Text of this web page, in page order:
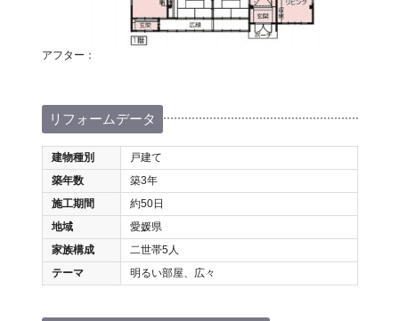
アフター：
リフォームデータ
建物種別
戸建て
築年数
築3年
施工期間
約50日
地域
愛媛県
家族構成
二世帯5人
テーマ
明るい部屋、広々